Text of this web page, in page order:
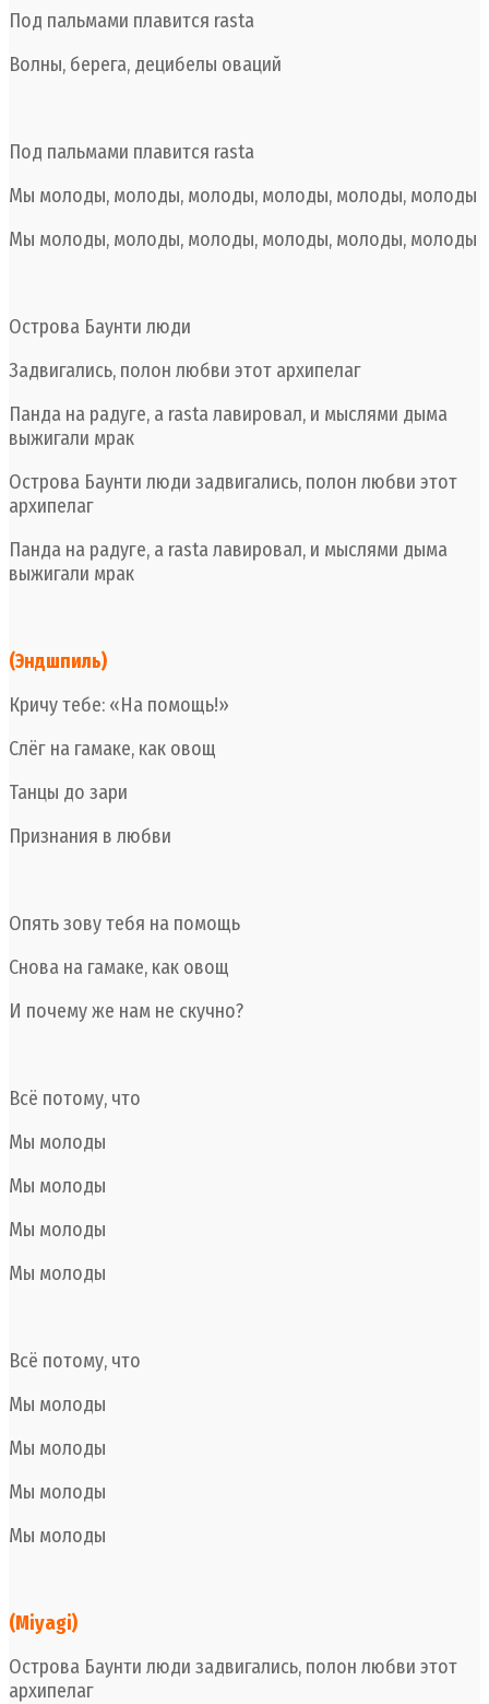
Под пальмами плавится rasta
Волны, берега, децибелы оваций
Под пальмами плавится rasta
Мы молоды, молоды, молоды, молоды, молоды, молоды
Мы молоды, молоды, молоды, молоды, молоды, молоды
Острова Баунти люди
Задвигались, полон любви этот архипелаг
Панда на радуге, а rasta лавировал, и мыслями дыма
выжигали мрак
Острова Баунти люди задвигались, полон любви этот
архипелаг
Панда на радуге, а rasta лавировал, и мыслями дыма
выжигали мрак
(Эндшпиль)
Кричу тебе: «На помощь!»
Слёг на гамаке, как овощ
Танцы до зари
Признания в любви
Опять зову тебя на помощь
Снова на гамаке, как овощ
И почему же нам не скучно?
Всё потому, что
Мы молоды
Мы молоды
Мы молоды
Мы молоды
Всё потому, что
Мы молоды
Мы молоды
Мы молоды
Мы молоды
(Miyagi)
Острова Баунти люди задвигались, полон любви этот
архипелаг